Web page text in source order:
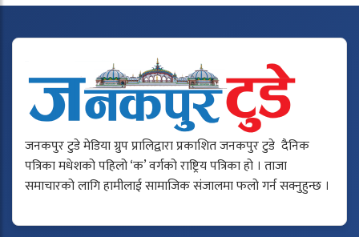
जनकपुर टुडे मेडिया ग्रुप प्रालिद्वारा प्रकाशित जनकपुर टुडे दैनिक
पत्रिका मधेशको पहिलो ‘क’ वर्गको राष्ट्रिय पत्रिका हो । ताजा
समाचारको लागि हामीलाई सामाजिक संजालमा फलो गर्न सक्नुहुन्छ ।